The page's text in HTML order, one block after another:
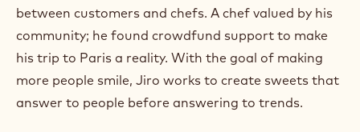
a
m
)
.
O
e
between customers and chefs. A chef valued by his
community; he found crowdfund support to make
his trip to Paris a reality. With the goal of making
more people smile, Jiro works to create sweets that
answer to people before answering to trends.